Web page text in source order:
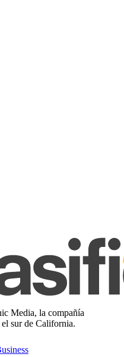
Media, la compañía
sur de California.